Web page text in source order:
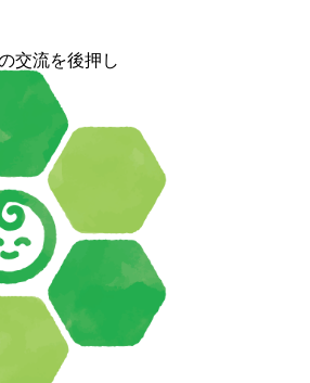
交流を後押し